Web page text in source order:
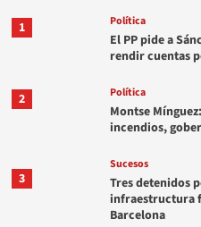
1 Política
El PP pide a
rendir cuentas
2 Política
Montse
incendios,
3
Sucesos
Tres detenidos
infraestructura
Barcelona